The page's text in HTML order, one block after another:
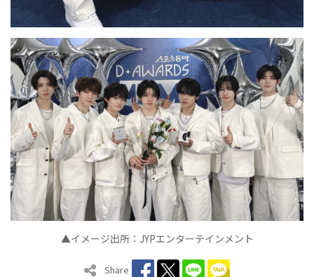
▲イメージ出所：JYPエンターテインメント
Share